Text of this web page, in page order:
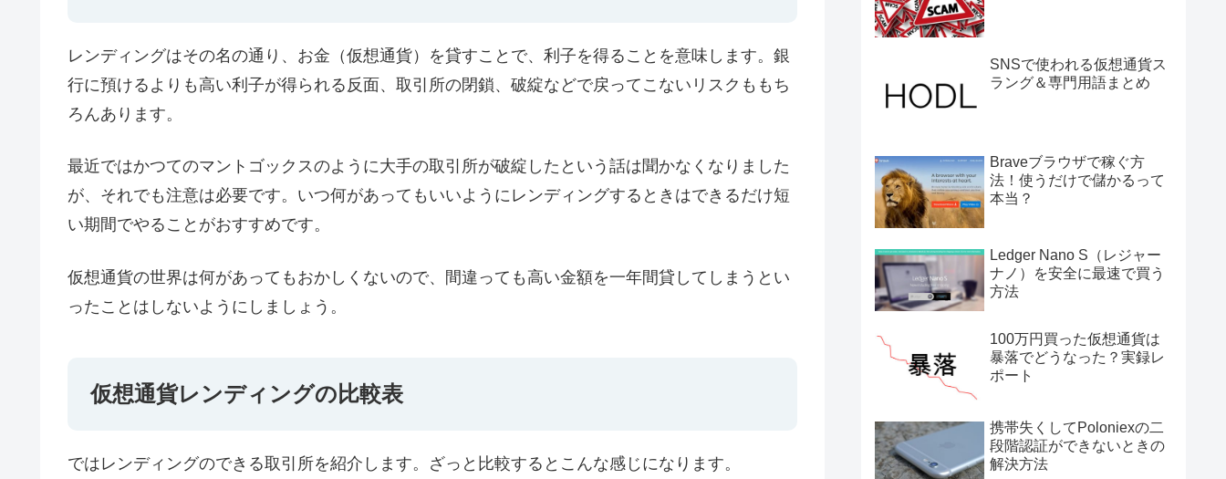
レンディングはその名の通り、お金（仮想通貨）を貸すことで、利子を得ることを意味します。銀
行に預けるよりも高い利子が得られる反面、取引所の閉鎖、破綻などで戻ってこないリスクももち
ろんあります。
最近ではかつてのマントゴックスのように大手の取引所が破綻したという話は聞かなくなりました
が、それでも注意は必要です。いつ何があってもいいようにレンディングするときはできるだけ短
い期間でやることがおすすめです。
仮想通貨の世界は何があってもおかしくないので、間違っても高い金額を一年間貸してしまうとい
ったことはしないようにしましょう。
仮想通貨レンディングの比較表
ではレンディングのできる取引所を紹介します。ざっと比較するとこんな感じになります。
SNSで使われる仮想通貨ス
ラング＆専門用語まとめ
Braveブラウザで稼ぐ方
法！使うだけで儲かるって
本当？
Ledger Nano S（レジャー
ナノ）を安全に最速で買う
方法
100万円買った仮想通貨は
暴落でどうなった？実録レ
ポート
携帯失くしてPoloniexの二
段階認証ができないときの
解決方法